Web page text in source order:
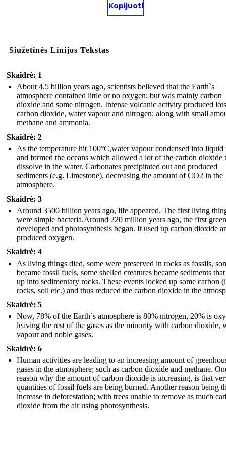
Kopijuoti
Siužetinės Linijos Tekstas
Skaidrė: 1
About 4.5 billion years ago, scientists believed that the Earth`s
atmosphere contained little or no oxygen; but was mainly carbon
dioxide and some nitrogen. Intense volcanic activity produced
carbon dioxide, water vapour and nitrogen; along with small
methane and ammonia.
Skaidrė: 2
As the temperature hit 100°C,water vapour condensed into liquid
and formed the oceans which allowed a lot of the carbon dioxide
dissolve in the water. Carbonates precipitated out and produced
sediments (e.g. Limestone), decreasing the amount of CO2 in the
atmosphere.
Skaidrė: 3
Around 3500 billion years ago, life appeared. The first living
were simple bacteria.Around 220 million years ago, the first
developed and photosynthesis began. It used up carbon dioxide
produced oxygen.
Skaidrė: 4
As living things died, some were preserved in rocks as fossils,
became fossil fuels, some shelled creatures became sediments
up into sedimentary rocks. These events locked up some carbon
rocks, soil etc.) and thus reduced the carbon dioxide in the
Skaidrė: 5
Now, 78% of the Earth`s atmosphere is 80% nitrogen, 20% is
leaving the rest of the gases as the minority with carbon dioxide,
vapour and noble gases.
Skaidrė: 6
Human activities are leading to an increasing amount of
gases in the atmosphere; such a s carbon dioxide and methane.
reason why the amount of carbon dioxide is increasing, is that
quantities of fossil fuels are being burned. Another reason being
increase in deforestation; with trees unable to remove as much
dioxide from the air using photosynthesis.